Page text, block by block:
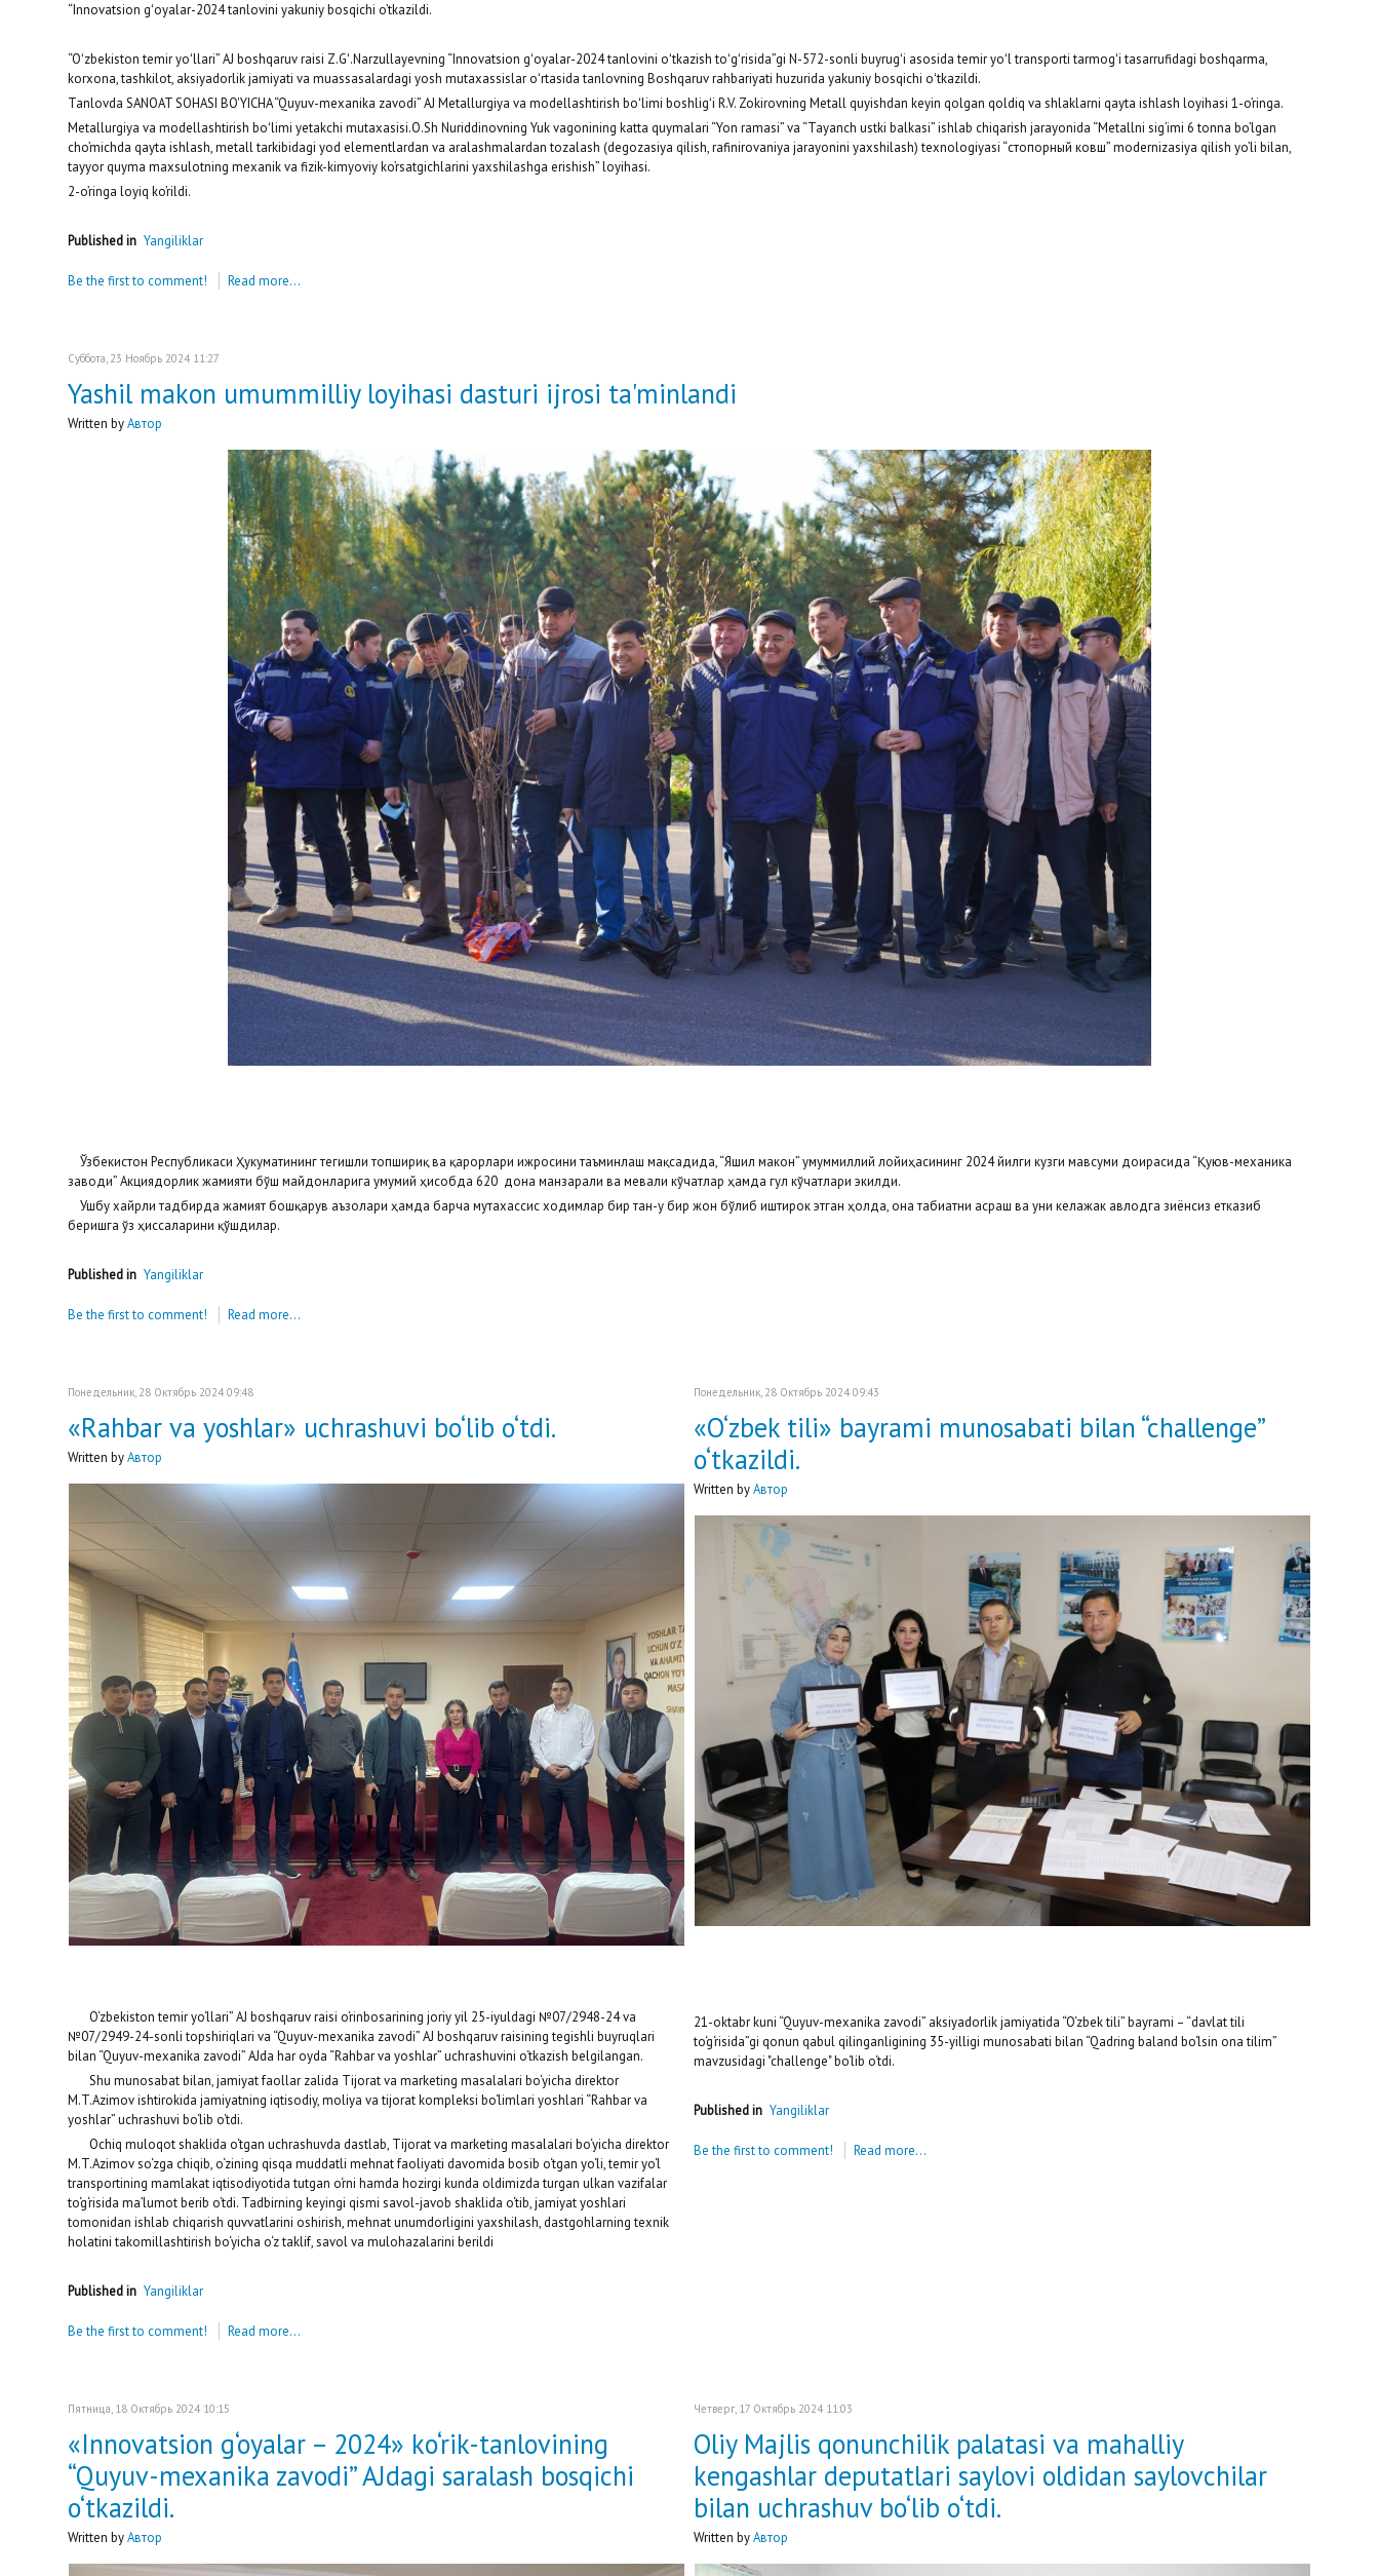
“Innovatsion gʻoyalar-2024 tanlovini yakuniy bosqichi o’tkazildi.
“Oʻzbekiston temir yoʻllari” AJ boshqaruv raisi Z.Gʻ.Narzullayevning “Innovatsion gʻoyalar-2024 tanlovini oʻtkazish toʻgʻrisida”gi N-572-sonli buyrugʻi asosida temir yoʻl transporti tarmogʻi tasarrufidagi boshqarma,
korxona, tashkilot, aksiyadorlik jamiyati va muassasalardagi yosh mutaxassislar oʻrtasida tanlovning Boshqaruv rahbariyati huzurida yakuniy bosqichi oʻtkazildi.
Tanlovda SANOAT SOHASI BO'YICHA “Quyuv-mexanika zavodi” AJ Metallurgiya va modellashtirish boʻlimi boshligʻi R.V. Zokirovning Metall quyishdan keyin qolgan qoldiq va shlaklarni qayta ishlash loyihasi 1-o’ringa.
Metallurgiya va modellashtirish boʻlimi yetakchi mutaxasisi.O.Sh Nuriddinovning Yuk vagonining katta quymalari “Yon ramasi” va “Tayanch ustki balkasi” ishlab chiqarish jarayonida “Metallni sig’imi 6 tonna bo’lgan
cho’michda qayta ishlash, metall tarkibidagi yod elementlardan va aralashmalardan tozalash (degozasiya qilish, rafinirovaniya jarayonini yaxshilash) texnologiyasi “стопорный ковш” modernizasiya qilish yo’li bilan,
tayyor quyma maxsulotning mexanik va fizik-kimyoviy ko’rsatgichlarini yaxshilashga erishish” loyihasi.
2-o’ringa loyiq ko’rildi.
Published in Yangiliklar
Be the first to comment! Read more...
Суббота, 23 Ноябрь 2024 11:27
Yashil makon umummilliy loyihasi dasturi ijrosi ta'minlandi
Written byАвтор
Ўзбекистон Республикаси Ҳукуматининг тегишли топшириқ ва қарорлари ижросини таъминлаш мақсадида, “Яшил макон” умуммиллий лойиҳасининг 2024 йилги кузги мавсуми доирасида “Қуюв-механика
заводи” Акциядорлик жамияти бўш майдонларига умумий ҳисобда 620 дона манзарали ва мевали кўчатлар ҳамда гул кўчатлари экилди.
Ушбу хайрли тадбирда жамият бошқарув аъзолари ҳамда барча мутахассис ходимлар бир тан-у бир жон бўлиб иштирок этган ҳолда, она табиатни асраш ва уни келажак авлодга зиёнсиз етказиб
беришга ўз ҳиссаларини қўшдилар.
Published in Yangiliklar
Be the first to comment! Read more...
Понедельник, 28 Октябрь 2024 09:48
«Rahbar va yoshlar» uchrashuvi bo‘lib o‘tdi.
Written byАвтор
O‘zbekiston temir yo‘llari” AJ boshqaruv raisi o‘rinbosarining joriy yil 25-iyuldagi №07/2948-24 va
№07/2949-24-sonli topshiriqlari va “Quyuv-mexanika zavodi” AJ boshqaruv raisining tegishli buyruqlari
bilan “Quyuv-mexanika zavodi” AJda har oyda “Rahbar va yoshlar” uchrashuvini o‘tkazish belgilangan.
Shu munosabat bilan, jamiyat faollar zalida Tijorat va marketing masalalari bo‘yicha direktor
M.T.Azimov ishtirokida jamiyatning iqtisodiy, moliya va tijorat kompleksi bo‘limlari yoshlari “Rahbar va
yoshlar” uchrashuvi bo‘lib o‘tdi.
Ochiq muloqot shaklida o‘tgan uchrashuvda dastlab, Tijorat va marketing masalalari bo‘yicha direktor
M.T.Azimov so‘zga chiqib, o‘zining qisqa muddatli mehnat faoliyati davomida bosib o‘tgan yo‘li, temir yo‘l
transportining mamlakat iqtisodiyotida tutgan o‘rni hamda hozirgi kunda oldimizda turgan ulkan vazifalar
to‘g‘risida ma’lumot berib o‘tdi. Tadbirning keyingi qismi savol-javob shaklida o‘tib, jamiyat yoshlari
tomonidan ishlab chiqarish quvvatlarini oshirish, mehnat unumdorligini yaxshilash, dastgohlarning texnik
holatini takomillashtirish bo‘yicha o‘z taklif, savol va mulohazalarini berildi
Published in Yangiliklar
Be the first to comment! Read more...
Понедельник, 28 Октябрь 2024 09:43
«O‘zbek tili» bayrami munosabati bilan “challenge”
o‘tkazildi.
Written byАвтор
21-oktabr kuni “Quyuv-mexanika zavodi” aksiyadorlik jamiyatida “O‘zbek tili” bayrami – “davlat tili
to‘g‘risida”gi qonun qabul qilinganligining 35-yilligi munosabati bilan “Qadring baland bo‘lsin ona tilim”
mavzusidagi "challenge" bo‘lib o‘tdi.
Published in Yangiliklar
Be the first to comment! Read more...
Пятница, 18 Октябрь 2024 10:15
«Innovatsion g‘oyalar – 2024» ko‘rik-tanlovining
“Quyuv-mexanika zavodi” AJdagi saralash bosqichi
o‘tkazildi.
Written byАвтор
Четверг, 17 Октябрь 2024 11:03
Oliy Majlis qonunchilik palatasi va mahalliy
kengashlar deputatlari saylovi oldidan saylovchilar
bilan uchrashuv bo‘lib o‘tdi.
Written byАвтор